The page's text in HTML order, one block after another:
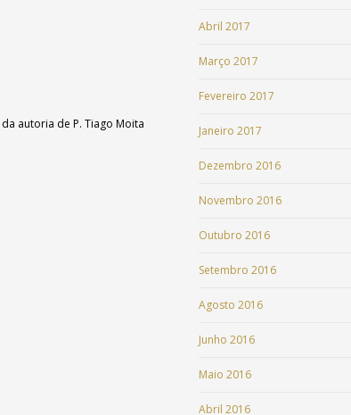
da autoria de P. Tiago Moita
Abril 2017
Março 2017
Fevereiro 2017
Janeiro 2017
Dezembro 2016
Novembro 2016
Outubro 2016
Setembro 2016
Agosto 2016
Junho 2016
Maio 2016
Abril 2016